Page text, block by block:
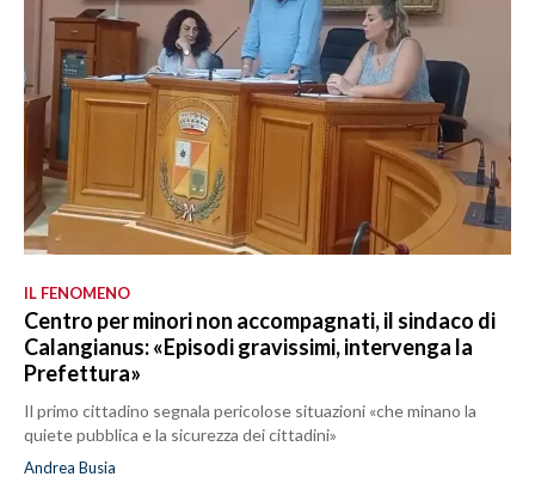
IL FENOMENO
Centro per minori non accompagnati, il sindaco di
Calangianus: «Episodi gravissimi, intervenga la
Prefettura»
Il primo cittadino segnala pericolose situazioni «che minano la
quiete pubblica e la sicurezza dei cittadini»
Andrea Busia